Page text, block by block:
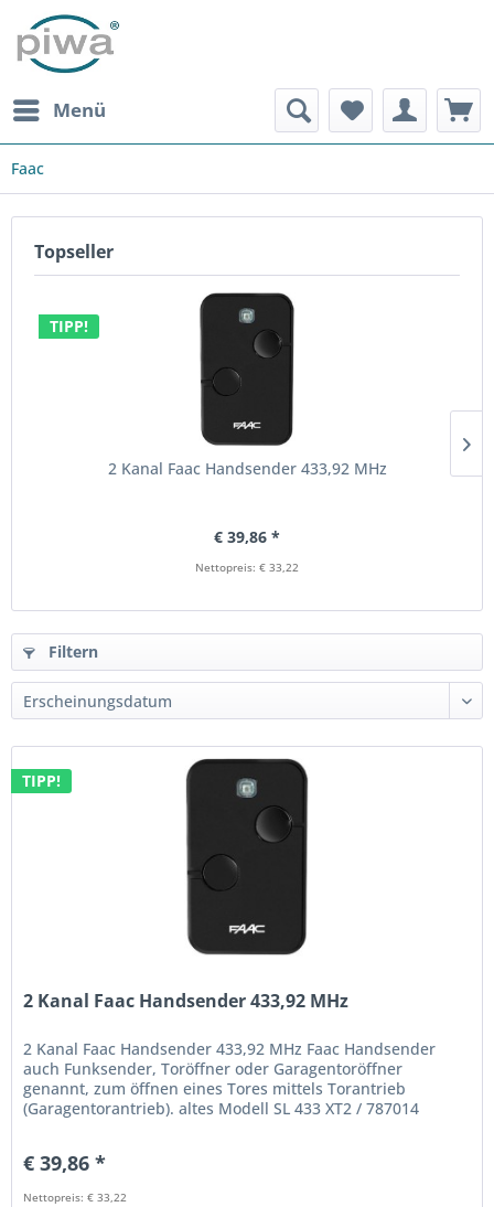
Menü
Faac
Topseller
TIPP!
2 Kanal Faac Handsender 433,92 MHz
€ 39,86 *
Nettopreis: € 33,22
Filtern
TIPP!
2 Kanal Faac Handsender 433,92 MHz
2 Kanal Faac Handsender 433,92 MHz Faac Handsender
auch Funksender, Toröffner oder Garagentoröffner
genannt, zum öffnen eines Tores mittels Torantrieb
(Garagentorantrieb). altes Modell SL 433 XT2 / 787014
€ 39,86 *
Nettopreis: € 33,22